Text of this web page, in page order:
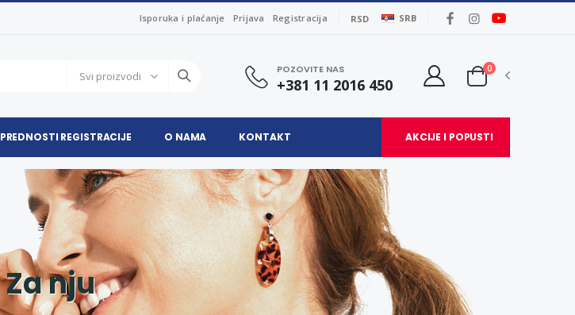
Isporuka i plaćanje Prijava Registracija RSD SRB
POZOVITE NAS
+381 11 2016 450
0
PREDNOSTI REGISTRACIJE O NAMA KONTAKT AKCIJE I POPUSTI
Za nju